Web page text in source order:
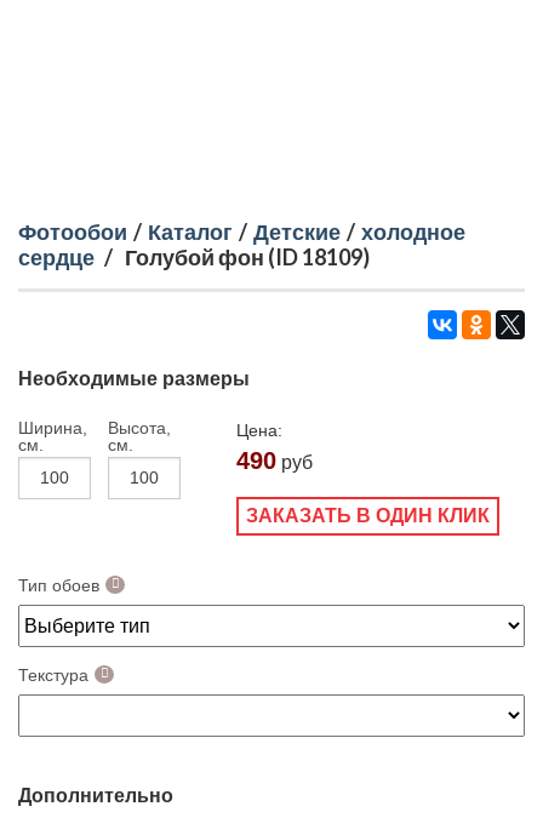
Фотообои / Каталог / Детские / холодное
сердце / Голубой фон (ID 18109)
Необходимые размеры
Ширина,
см.
Высота,
см.
Цена:
490 руб
ЗАКАЗАТЬ В ОДИН КЛИК
Тип обоев
Текстура
Дополнительно